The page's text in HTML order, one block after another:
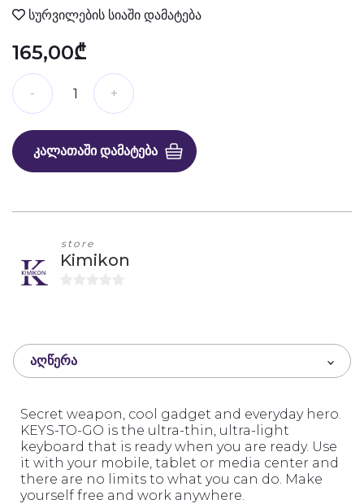
სურვილების სიაში დამატება
165,00₾
ᲙᲐᲚᲐᲗᲐᲨᲘ ᲓᲐᲛᲐᲢᲔᲑᲐ
store
Kimikon
o
ᲐᲦᲬᲔᲠᲐ
Secret weapon, cool gadget and everyday hero.
KEYS-TO-GO is the ultra-thin, ultra-light
keyboard that is ready when you are ready. Use
it with your mobile, tablet or media center and
there are no limits to what you can do. Make
yourself free and work anywhere.